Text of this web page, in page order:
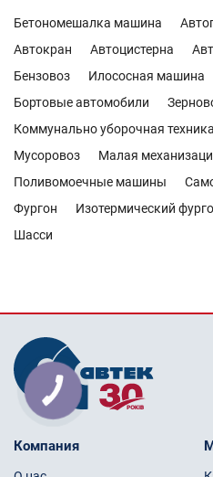
Бетономешалка машина
Автокран
Автоцистерна
Бензовоз
Илососная машина
Бортовые автомобили
Коммунально уборочная техника
Мусоровоз
Малая
Поливомоечные машины
Фургон
Изотермический
Шасси
Компания